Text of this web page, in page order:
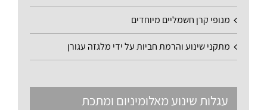
מנופי קרן חשמליים מיוחדים
מתקני שינוע והרמת חביות על ידי מלגזה עגורן
עגלות שינוע מאלומיניום ומתכת